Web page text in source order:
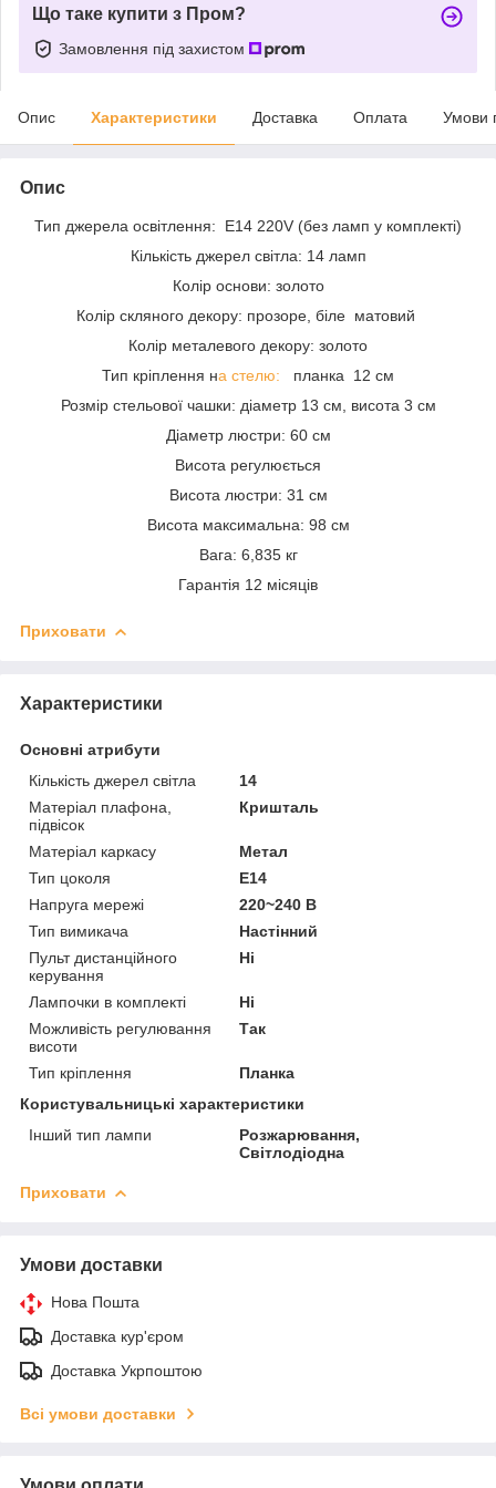
Що таке купити з Пром?
Замовлення під захистом
Опис Характеристики Доставка Оплата Умови
Опис
Тип джерела освітлення: E14 220V (без ламп у комплекті)
Кількість джерел світла: 14 ламп
Колір основи: золото
Колір скляного декору: прозоре, біле матовий
Колір металевого декору: золото
Тип кріплення на стелю: планка 12 см
Розмір стельової чашки: діаметр 13 см, висота 3 см
Діаметр люстри: 60 см
Висота регулюється
Висота люстри: 31 см
Висота максимальна: 98 см
Вага: 6,835 кг
Гарантія 12 місяців
Приховати
Характеристики
Основні атрибути
Кількість джерел світла
14
Матеріал плафона,
підвісок
Кришталь
Матеріал каркасу
Метал
Тип цоколя
E14
Напруга мережі
220~240 В
Тип вимикача
Настінний
Пульт дистанційного
керування
Ні
Лампочки в комплекті
Ні
Можливість регулювання
висоти
Так
Тип кріплення
Планка
Користувальницькі характеристики
Інший тип лампи
Розжарювання,
Світлодіодна
Приховати
Умови доставки
Нова Пошта
Доставка кур'єром
Доставка Укрпоштою
Всі умови доставки